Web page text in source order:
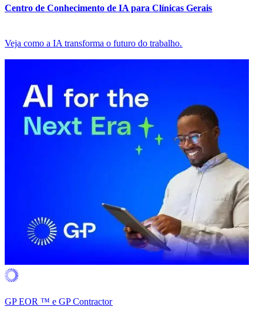
Centro de Conhecimento de IA para Clínicas Gerais​​
Veja como a IA transforma o futuro do trabalho.​​
GP EOR ™ e GP Contractor​​